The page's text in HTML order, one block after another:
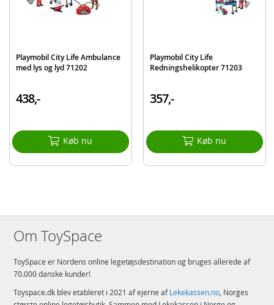
Playmobil City Life Ambulance
med lys og lyd 71202
438,-
Køb nu
Playmobil City Life
Redningshelikopter 71203
357,-
Køb nu
Om ToySpace
ToySpace er Nordens online legetøjsdestination og bruges allerede af
70.000 danske kunder!
Toyspace.dk blev etableret i 2021 af ejerne afLekekassen.no, Norges